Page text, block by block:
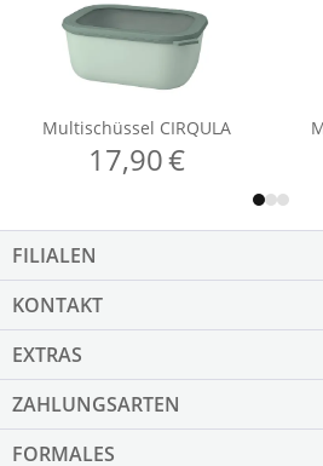
FILIALEN
KONTAKT
EXTRAS
ZAHLUNGSARTEN
FORMALES